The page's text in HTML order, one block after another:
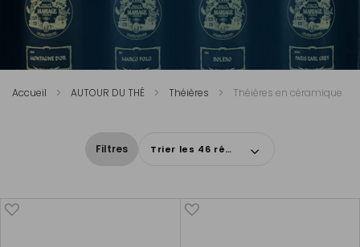
Accueil AUTOUR DU THÉ Théières Théières en céramique
Filtres Trier les 46 résultats